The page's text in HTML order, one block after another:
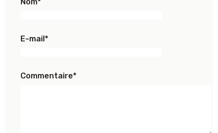
E-mail*
Commentaire*